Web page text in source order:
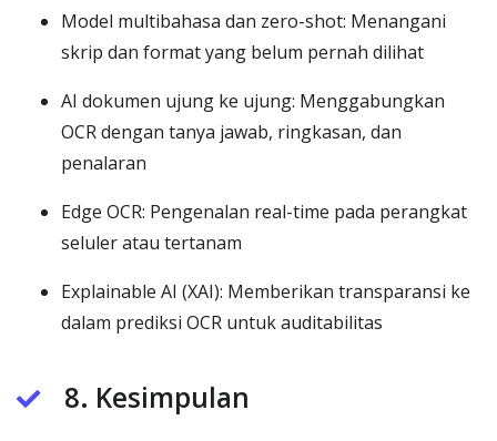
Model multibahasa dan zero-shot: Menangani
skrip dan format yang belum pernah dilihat
AI dokumen ujung ke ujung: Menggabungkan
OCR dengan tanya jawab, ringkasan, dan
penalaran
Edge OCR: Pengenalan real-time pada perangkat
seluler atau tertanam
Explainable AI (XAI): Memberikan transparansi ke
dalam prediksi OCR untuk auditabilitas
8. Kesimpulan